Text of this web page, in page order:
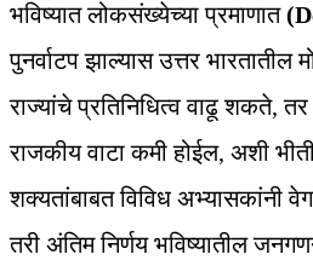
भविष्यात लोकसंख्येच्या प्रमाणात
पुनर्वाटप झाल्यास उत्तर भारतातील
राज्यांचे प्रतिनिधित्व वाढू शकते,
राजकीय वाटा कमी होईल, अशी
शक्यतांबाबत विविध अभ्यासकांनी
तरी अंतिम निर्णय भविष्यातील